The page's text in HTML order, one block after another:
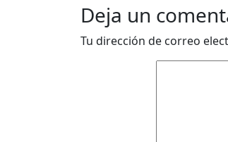
Deja un
Tu dirección de correo